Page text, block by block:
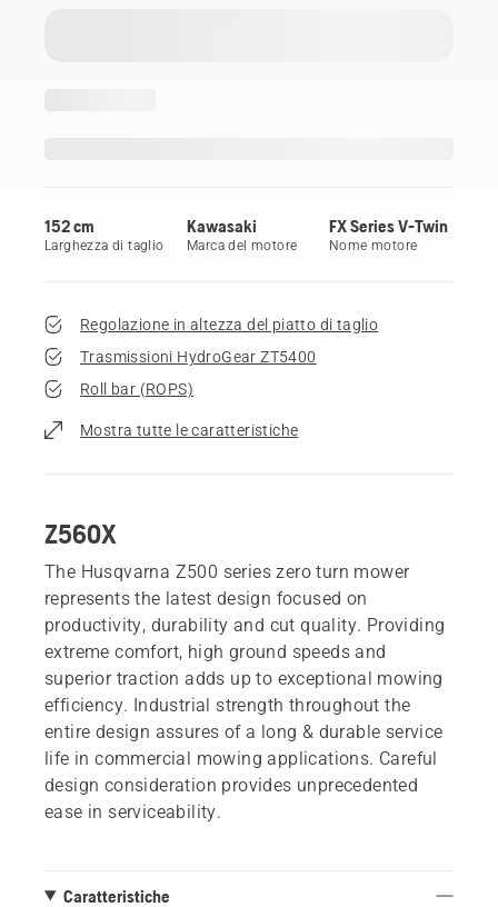
152 cm
Larghezza di taglio
Kawasaki
Marca del motore
FX Series V-Twin
Nome motore
Regolazione in altezza del piatto di taglio
Trasmissioni HydroGear ZT5400
Roll bar (ROPS)
Mostra tutte le caratteristiche
Z560X
The Husqvarna Z500 series zero turn mower
represents the latest design focused on
productivity, durability and cut quality. Providing
extreme comfort, high ground speeds and
superior traction adds up to exceptional mowing
efficiency. Industrial strength throughout the
entire design assures of a long & durable service
life in commercial mowing applications. Careful
design consideration provides unprecedented
ease in serviceability.
Caratteristiche